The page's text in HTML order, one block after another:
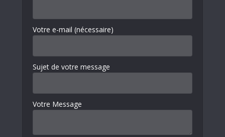
Votre e-mail (nécessaire)
Sujet de votre message
Votre Message